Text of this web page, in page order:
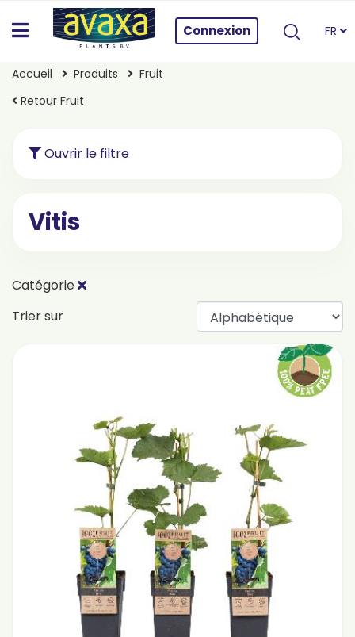
Connexion FR
Accueil Produits
Fruit
Retour Fruit
Ouvrir le filtre
Vitis
Catégorie
Trier sur